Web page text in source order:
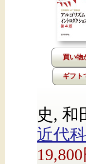
ギフト
史, 和
近代